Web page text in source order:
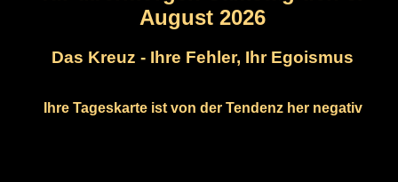
August 2026
Das Kreuz - Ihre Fehler, Ihr Egoismus
Ihre Tageskarte ist von der Tendenz her negativ